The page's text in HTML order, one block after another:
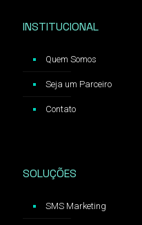
INSTITUCIONAL
Quem Somos
Seja um Parceiro
Contato
SOLUÇÕES
SMS Marketing